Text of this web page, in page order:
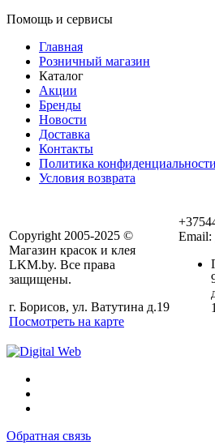
Помощь и сервисы
Главная
Розничный магазин
Каталог
Акции
Бренды
Новости
Доставка
Контакты
Политика конфиденциальности
Условия возврата
Copyright 2005-2025 ©
Магазин красок и клея
LKM.by. Все права
защищены.
г. Борисов, ул. Ватутина д.19
Посмотреть на карте
Email:
Обратная связь